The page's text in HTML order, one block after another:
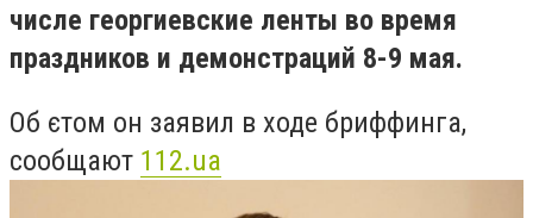
числе георгиевские ленты во время
праздников и демонстраций 8-9 мая.
Об єтом он заявил в ходе бриффинга,
сообщают 112.ua